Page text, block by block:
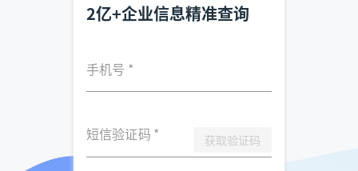
2亿+企业信息精准查询
手机号 *
短信验证码 * 获取验证码